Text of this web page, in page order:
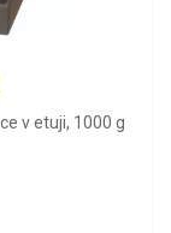
v etuji, 1000 g